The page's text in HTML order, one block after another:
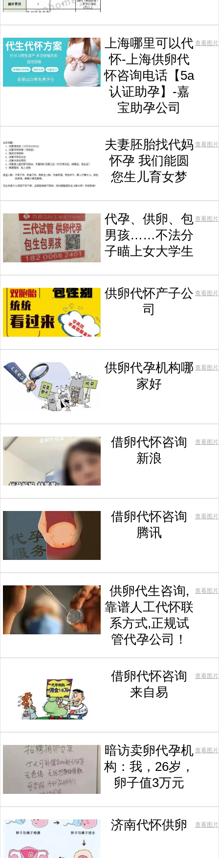
上海哪里可以代
怀-上海供卵代
怀咨询电话【5a
认证助孕】-嘉
宝助孕公司
查看图片
夫妻胚胎找代妈
怀孕 我们能圆
您生儿育女梦
查看图片
代孕、供卵、包
男孩……不法分
子瞄上女大学生
查看图片
供卵代怀产子公
司
查看图片
供卵代孕机构哪
家好
查看图片
借卵代怀咨询
新浪
查看图片
借卵代怀咨询
腾讯
查看图片
供卵代生咨询,
靠谱人工代怀联
系方式,正规试
管代孕公司！
查看图片
借卵代怀咨询
来自易
查看图片
暗访卖卵代孕机
构：我，26岁，
卵子值3万元
查看图片
济南代怀供卵 查看图片